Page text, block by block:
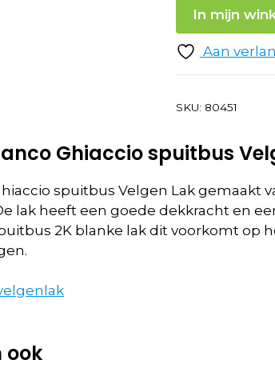
In mijn
Aan
SKU: 80451
Ghiaccio spuitbus
spuitbus Velgen Lak
lak heeft een goede dekkracht en
2K blanke lak dit voorkomt op
ook